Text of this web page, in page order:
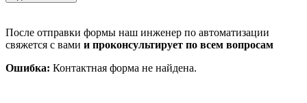
После отправки формы наш инженер по автоматизации
свяжется с вами и проконсультирует по всем вопросам
Ошибка: Контактная форма не найдена.